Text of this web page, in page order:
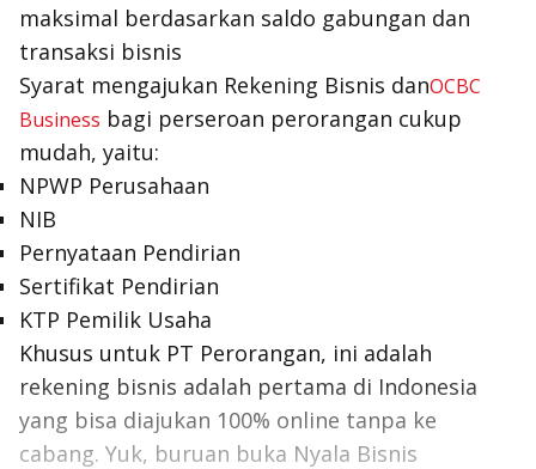
maksimal berdasarkan saldo gabungan dan
transaksi bisnis
Syarat mengajukan Rekening Bisnis danOCBC
Business bagi perseroan perorangan cukup
mudah, yaitu:
NPWP Perusahaan
NIB
Pernyataan Pendirian
Sertifikat Pendirian
KTP Pemilik Usaha
Khusus untuk PT Perorangan, ini adalah
rekening bisnis adalah pertama di Indonesia
yang bisa diajukan 100% online tanpa ke
cabang. Yuk, buruan buka Nyala Bisnis